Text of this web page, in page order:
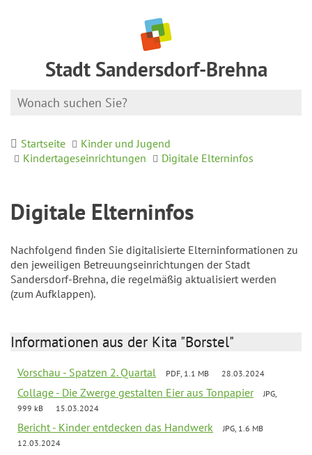
Stadt Sandersdorf-Brehna
Startseite
Kinder und Jugend
Kindertageseinrichtungen
Digitale Elterninfos
Digitale Elterninfos
Nachfolgend finden Sie digitalisierte Elterninformationen zu
den jeweiligen Betreuungseinrichtungen der Stadt
Sandersdorf-Brehna, die regelmäßig aktualisiert werden
(zum Aufklappen).
Informationen aus der Kita "Borstel"
Vorschau - Spatzen 2. Quartal PDF, 1.1 MB 28.03.2024
Collage - Die Zwerge gestalten Eier aus Tonpapier
JPG,
999 kB
15.03.2024
Bericht - Kinder entdecken das Handwerk
JPG, 1.6 MB
12.03.2024